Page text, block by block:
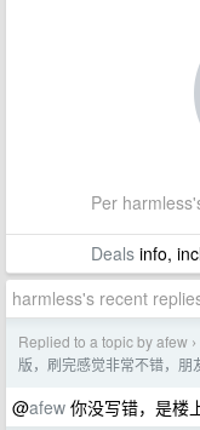
Per
Dealsinfo,
harmless's recent
Replied to a topic by afew ›
版，刷完感觉非常不错，朋
@afew 你没写错，是楼